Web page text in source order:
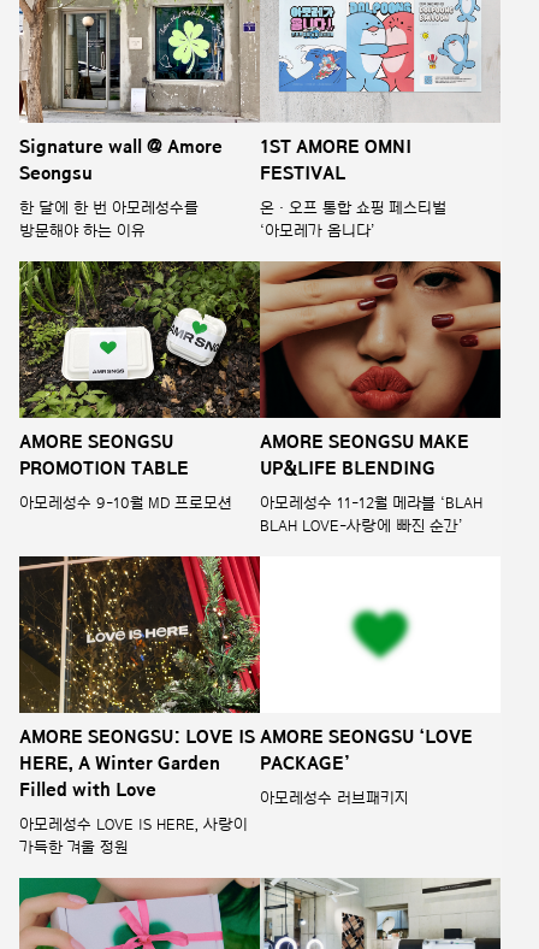
Signature wall @ Amore
Seongsu
한 달에 한 번 아모레성수를
방문해야 하는 이유
1ST AMORE OMNI
FESTIVAL
온 · 오프 통합 쇼핑 페스티벌
‘아모레가 옴니다’
AMORE SEONGSU
PROMOTION TABLE
아모레성수 9-10월 MD 프로모션
AMORE SEONGSU MAKE
UP&LIFE BLENDING
아모레성수 11-12월 메라블 ‘BLAH
BLAH LOVE-사랑에 빠진 순간’
AMORE SEONGSU: LOVE IS
HERE, A Winter Garden
Filled with Love
아모레성수 LOVE IS HERE, 사랑이
가득한 겨울 정원
AMORE SEONGSU ‘LOVE
PACKAGE’
아모레성수 러브패키지